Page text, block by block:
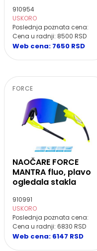
910954
USKORO
Poslednja poznata cena:
Cena u radnji: 8500 RSD
Web cena: 7650 RSD
FORCE
NAOČARE FORCE
MANTRA fluo, plavo
ogledala stakla
910991
USKORO
Poslednja poznata cena:
Cena u radnji: 6830 RSD
Web cena: 6147 RSD